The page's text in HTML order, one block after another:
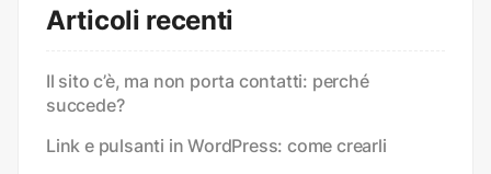
Articoli recenti
Il sito c’è, ma non porta contatti: perché
succede?
Link e pulsanti in WordPress: come crearli